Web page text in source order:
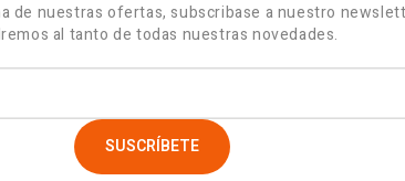
de nuestras ofertas, subscribase a nuestro
al tanto de todas nuestras novedades.